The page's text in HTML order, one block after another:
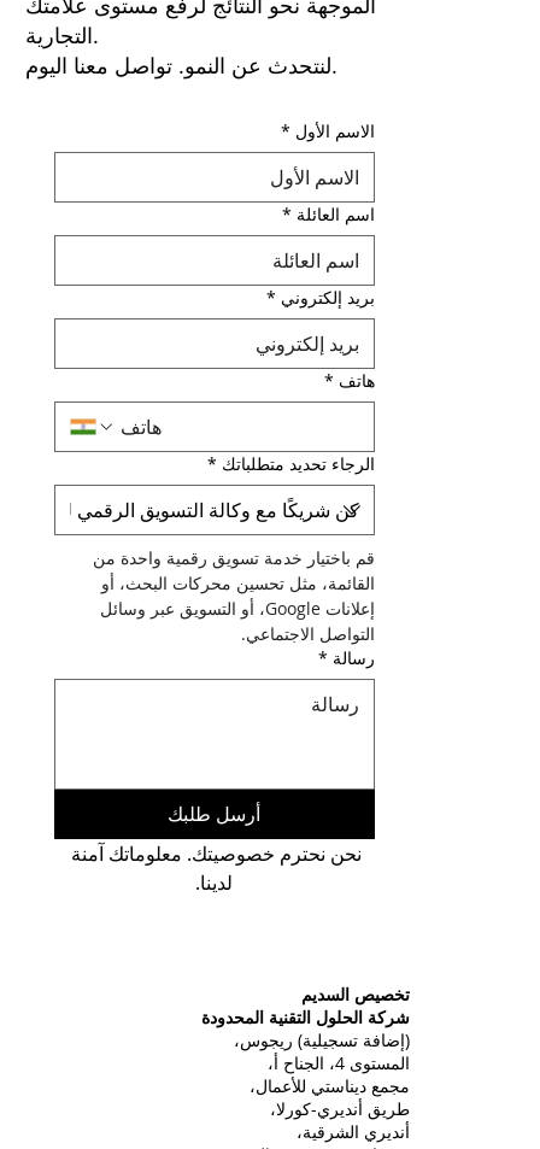
تخصيص السديم
شركة الحلول التقنية المحدودة
(إضافة تسجيلية) ريجوس،
المستوى 4، الجناح أ،
مجمع ديناستي للأعمال،
طريق أنديري-كورلا،
أنديري الشرقية،
التجارية.
لنتحدث عن النمو. تواصل معنا اليوم.
الاسم الأول *
اسم العائلة *
بريد إلكتروني *
هاتف *
الرجاء تحديد متطلباتك *
التواصل الاجتماعي.
رسالة *
أرسل طلبك
لدينا.